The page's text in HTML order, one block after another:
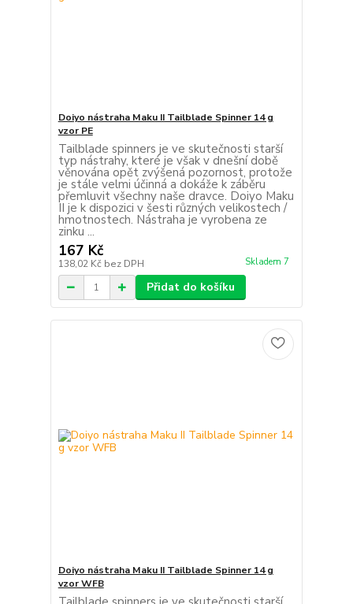
Doiyo nástraha Maku II Tailblade Spinner 14 g
vzor PE
Tailblade spinners je ve skutečnosti starší
typ nástrahy, které je však v dnešní době
věnována opět zvýšená pozornost, protože
je stále velmi účinná a dokáže k záběru
přemluvit všechny naše dravce. Doiyo Maku
II je k dispozici v šesti různých velikostech /
hmotnostech. Nástraha je vyrobena ze
zinku ...
167 Kč
138,02 Kč bez DPH Skladem 7
Přidat do košíku
Doiyo nástraha Maku II Tailblade Spinner 14 g
vzor WFB